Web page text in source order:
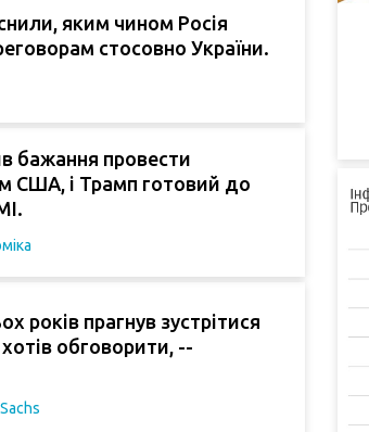
яким чином Росія
стосовно України.
бажання провести
США, і Трамп готовий до
років прагнув зустрітися
обговорити, --